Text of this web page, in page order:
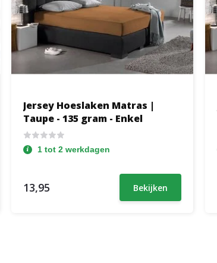
Jersey Hoeslaken Matras |
Taupe - 135 gram - Enkel
1 tot 2 werkdagen
13,95 Bekijken